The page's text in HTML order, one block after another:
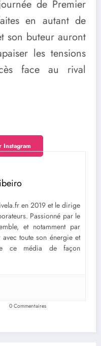
de Premier
en autant de
son buteur auront
les tensions
face au rival
Instagram
en 2019 et le dirige
Passionné par le
et notamment par
avec toute son énergie et
ce média de façon
0 Commentaires